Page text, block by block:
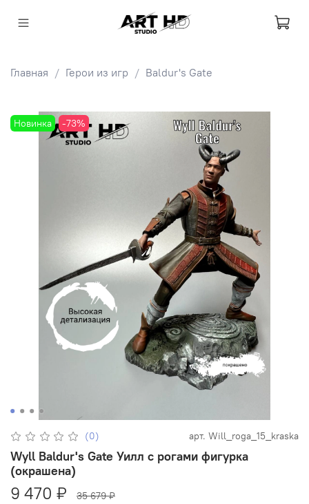
Главная Герои из игр Baldur's Gate
Новинка -73%
(0) арт. Will_roga_15_kraska
Wyll Baldur's Gate Уилл с рогами фигурка
(окрашена)
9 470 ₽
35 679 ₽